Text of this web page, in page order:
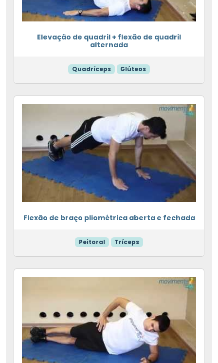
Elevação de quadril + flexão de quadril
alternada
Quadríceps Glúteos
Flexão de braço pliométrica aberta e fechada
Peitoral Tríceps